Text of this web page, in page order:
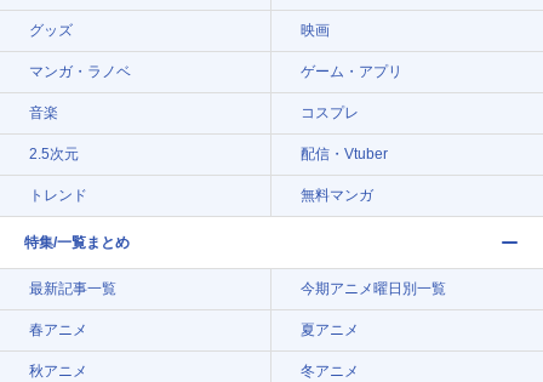
グッズ 映画
マンガ・ラノベ ゲーム・アプリ
音楽 コスプレ
2.5次元 配信・Vtuber
トレンド 無料マンガ
特集/一覧まとめ
最新記事一覧 今期アニメ曜日別一覧
春アニメ 夏アニメ
秋アニメ 冬アニメ